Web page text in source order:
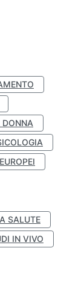
SALUTE
IN VIVO